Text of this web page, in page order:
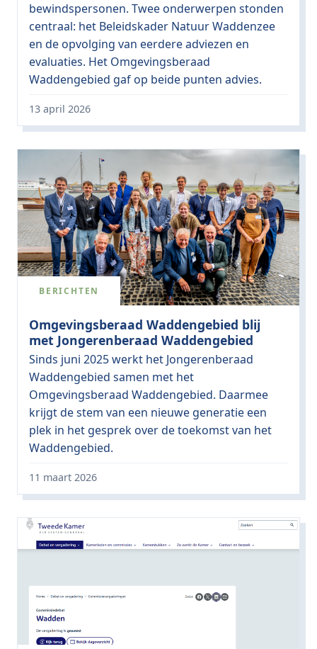
bewindspersonen. Twee onderwerpen stonden
centraal: het Beleidskader Natuur Waddenzee
en de opvolging van eerdere adviezen en
evaluaties. Het Omgevingsberaad
Waddengebied gaf op beide punten advies.
13 april 2026
BERICHTEN
Omgevingsberaad Waddengebied blij
met Jongerenberaad Waddengebied
Sinds juni 2025 werkt het Jongerenberaad
Waddengebied samen met het
Omgevingsberaad Waddengebied. Daarmee
krijgt de stem van een nieuwe generatie een
plek in het gesprek over de toekomst van het
Waddengebied.
11 maart 2026